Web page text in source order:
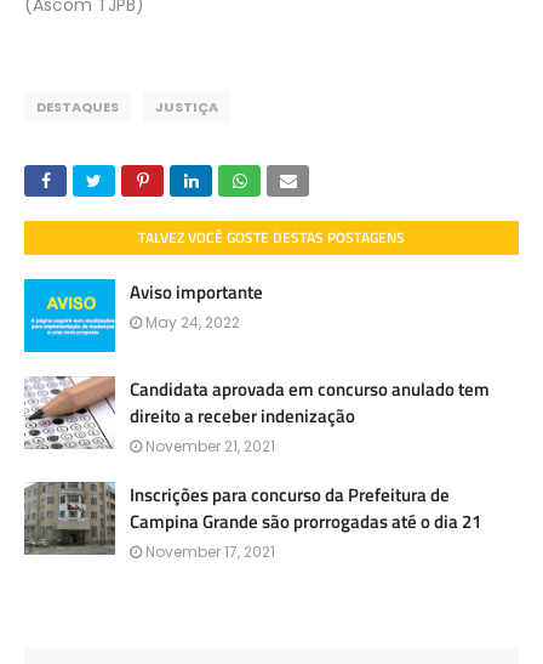
(Ascom TJPB)
DESTAQUES JUSTIÇA
TALVEZ VOCÊ GOSTE DESTAS POSTAGENS
Aviso importante
May 24, 2022
Candidata aprovada em concurso anulado tem
direito a receber indenização
November 21, 2021
Inscrições para concurso da Prefeitura de
Campina Grande são prorrogadas até o dia 21
November 17, 2021